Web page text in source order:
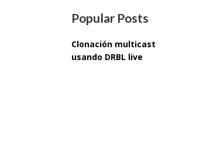
Popular Posts
Clonación multicast
usando DRBL live